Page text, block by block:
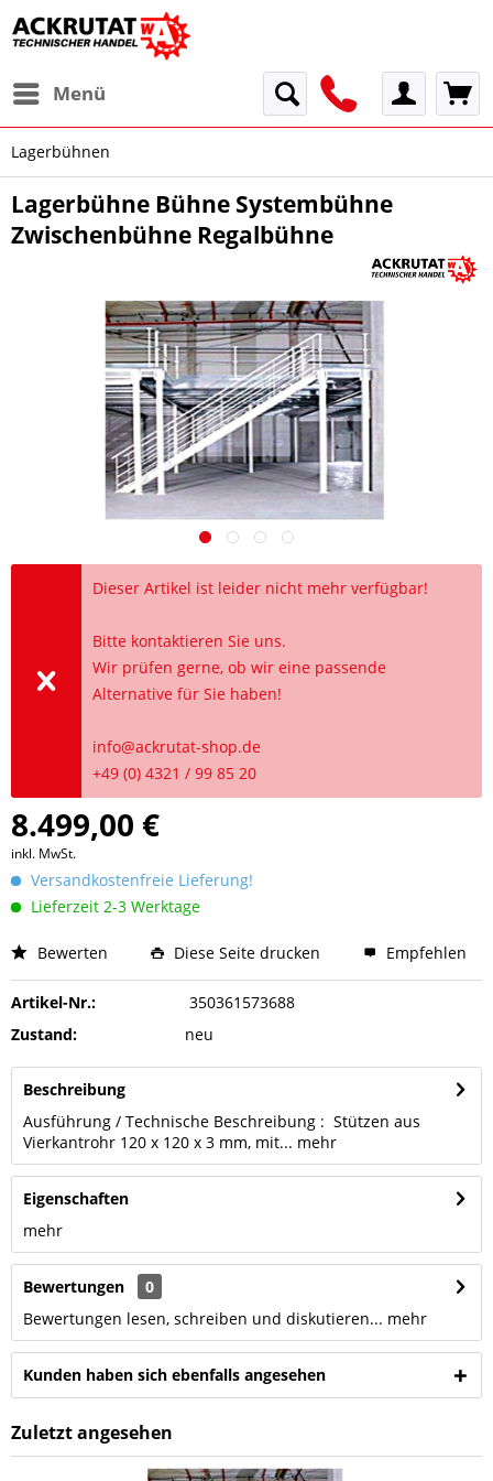
Menü
Lagerbühnen
Lagerbühne Bühne Systembühne
Zwischenbühne Regalbühne
Dieser Artikel ist leider nicht mehr verfügbar!
Bitte kontaktieren Sie uns.
Wir prüfen gerne, ob wir eine passende
Alternative für Sie haben!
info@ackrutat-shop.de
+49 (0) 4321 / 99 85 20
8.499,00 €
inkl. MwSt.
Versandkostenfreie Lieferung!
Lieferzeit 2-3 Werktage
Bewerten Diese Seite drucken Empfehlen
Artikel-Nr.:
350361573688
Zustand:
neu
Beschreibung
Ausführung / Technische Beschreibung : Stützen aus
Vierkantrohr 120 x 120 x 3 mm, mit... mehr
Eigenschaften
mehr
Bewertungen
0
Bewertungen lesen, schreiben und diskutieren... mehr
Kunden haben sich ebenfalls angesehen
Zuletzt angesehen